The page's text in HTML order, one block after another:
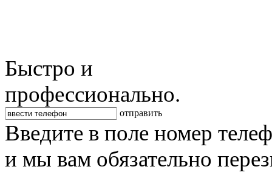
Быстро и
профессионально.
отправить
Введите в поле номер
и мы вам обязательно